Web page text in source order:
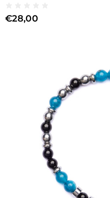
€28,00